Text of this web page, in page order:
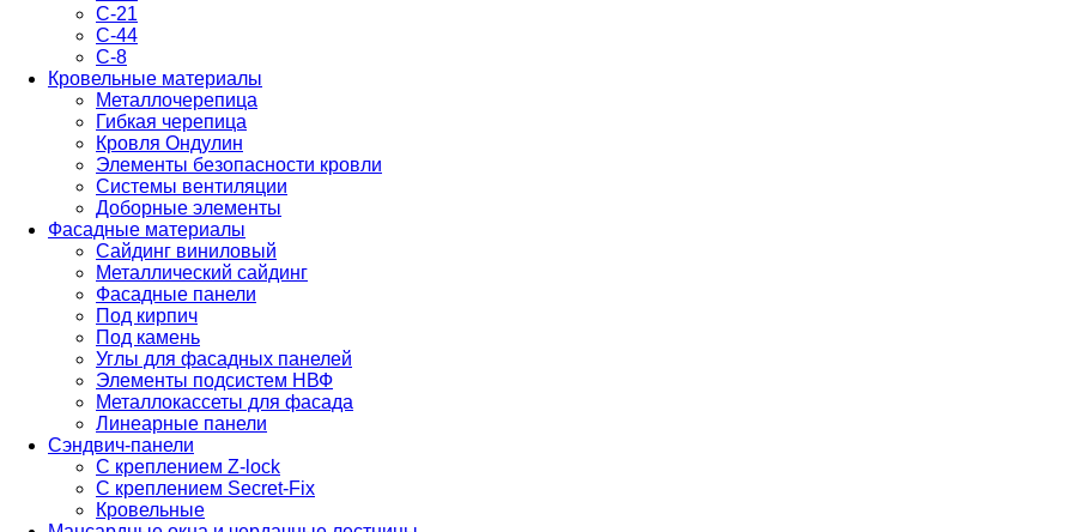
С-21
С-44
С-8
Кровельные материалы
Металлочерепица
Гибкая черепица
Кровля Ондулин
Элементы безопасности кровли
Системы вентиляции
Доборные элементы
Фасадные материалы
Сайдинг виниловый
Металлический сайдинг
Фасадные панели
Под кирпич
Под камень
Углы для фасадных панелей
Элементы подсистем НВФ
Металлокассеты для фасада
Линеарные панели
Сэндвич-панели
С креплением Z-lock
С креплением Secret-Fix
Кровельные